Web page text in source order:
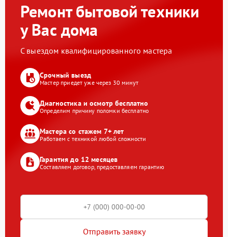
Ремонт бытовой техники
у Вас дома
С выездом квалифицированного мастера
Срочный выезд
Мастер приедет уже через 30 минут
Диагностика и осмотр бесплатно
Определим причину поломки бесплатно
Мастера со стажем 7+ лет
Работаем с техникой любой сложности
Гарантия до 12 месяцев
Составляем договор, предоставляем гарантию
Отправить заявку